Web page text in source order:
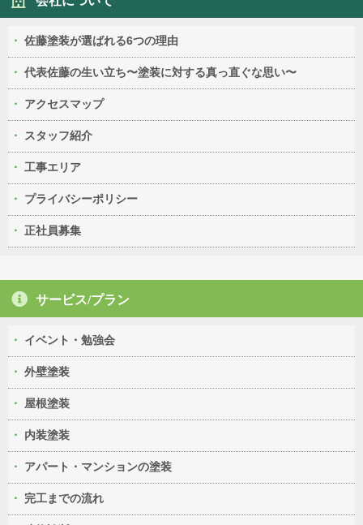
佐藤塗装が選ばれる6つの理由
代表佐藤の生い立ち〜塗装に対する真っ直ぐな思い〜
アクセスマップ
スタッフ紹介
工事エリア
プライバシーポリシー
正社員募集
サービス/プラン
イベント・勉強会
外壁塗装
屋根塗装
内装塗装
アパート・マンションの塗装
完工までの流れ